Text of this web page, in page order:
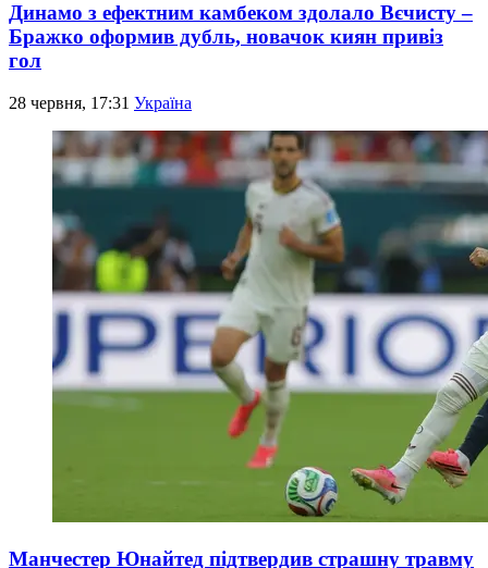
Динамо з ефектним камбеком здолало Вєчисту –
Бражко оформив дубль, новачок киян привіз
гол
28 червня, 17:31 Україна
Манчестер Юнайтед підтвердив страшну травму